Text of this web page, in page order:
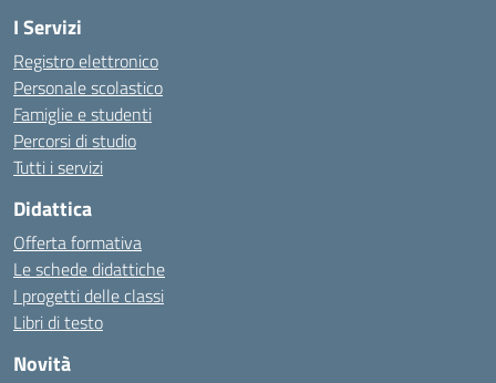
I Servizi
Registro elettronico
Personale scolastico
Famiglie e studenti
Percorsi di studio
Tutti i servizi
Didattica
Offerta formativa
Le schede didattiche
I progetti delle classi
Libri di testo
Novità